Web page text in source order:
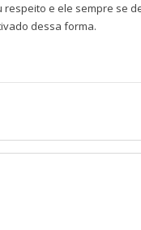
respeito e ele sempre se
dessa forma.